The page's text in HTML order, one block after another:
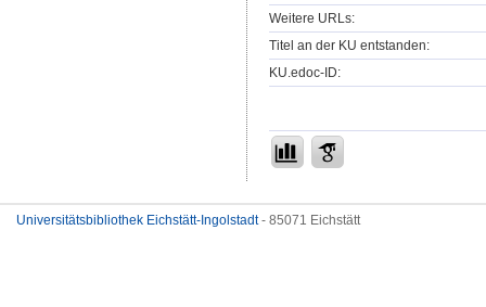
Weitere URLs:
Titel an der KU entstanden:
KU.edoc-ID:
Universitätsbibliothek Eichstätt-Ingolstadt- 85071 Eichstätt